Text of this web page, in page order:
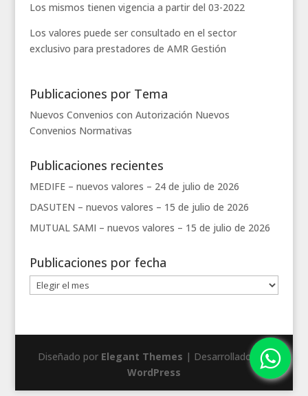
Los mismos tienen vigencia a partir del 03-2022
Los valores puede ser consultado en el sector
exclusivo para prestadores de AMR Gestión
Publicaciones por Tema
Nuevos Convenios con Autorización Nuevos
Convenios Normativas
Publicaciones recientes
MEDIFE – nuevos valores – 24 de julio de 2026
DASUTEN – nuevos valores – 15 de julio de 2026
MUTUAL SAMI – nuevos valores – 15 de julio de 2026
Publicaciones por fecha
Publicaciones
por
Diseñado por Elegant Themes | Desarrollado por
WordPress